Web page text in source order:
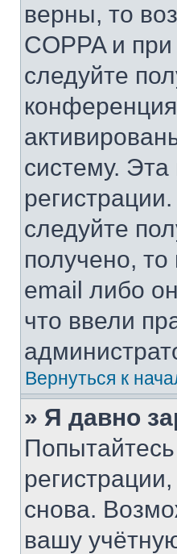
верны, то
COPPA и
следуйте
систему.
следуйте
получено,
email либо
что ввели
Вернуться к
» Я давно
снова.
вашу